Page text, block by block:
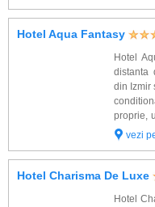
Hotel Aqua Fantasy
Hotel
distanta
din Izmir
proprie,
parcul
vezi
Hotel Charisma De Luxe
Hotel